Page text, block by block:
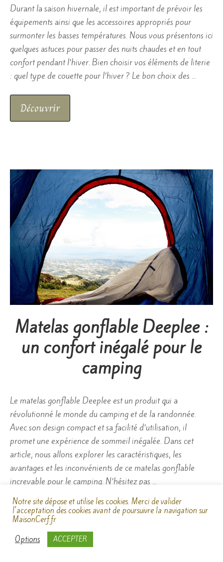
Durant la saison hivernale, il est important de prévoir les
équipements ainsi que les accessoires appropriés pour
surmonter les basses températures. Nous vous présentons ici
quelques astuces pour passer des nuits chaudes et en tout
confort pendant l’hiver. Bien choisir vos éléments de literie
: quel type de couette pour l’hiver ? Le bon choix des …
Découvrir
Matelas gonflable Deeplee :
un confort inégalé pour le
camping
Le matelas gonflable Deeplee est un produit qui a
révolutionné le monde du camping et de la randonnée.
Avec son design compact et sa facilité d’utilisation, il
promet une expérience de sommeil inégalée. Dans cet
article, nous allons explorer les caractéristiques, les
avantages et les inconvénients de ce matelas gonflable
increvable pour le camping. N’hésitez pas …
Découvrir
Notre site dépose et utilise les cookies. Merci de valider
l'acceptation des cookies avant de poursuivre la navigation sur
MaisonCerf.fr
Options
ACCEPTER